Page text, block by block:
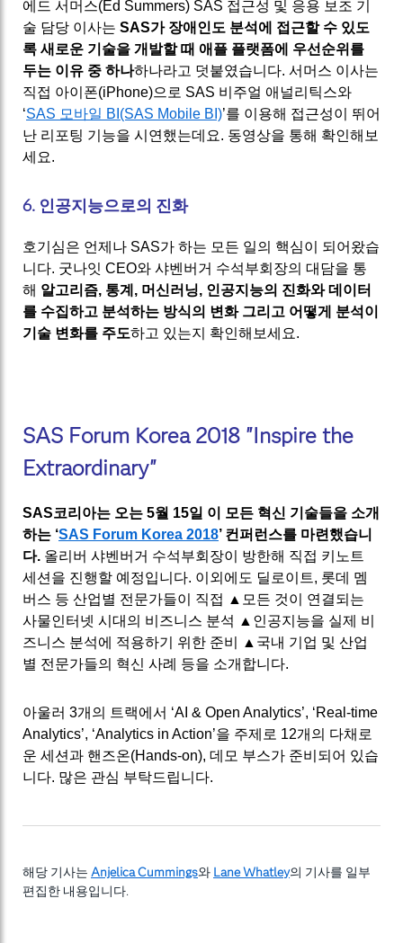
에드 서머스(Ed Summers) SAS 접근성 및 응용 보조 기
술 담당 이사는 SAS가 장애인도 분석에 접근할 수 있도
록 새로운 기술을 개발할 때 애플 플랫폼에 우선순위를
두는 이유 중 하나하나라고 덧붙였습니다. 서머스 이사는
직접 아이폰(iPhone)으로 SAS 비주얼 애널리틱스와
‘SAS 모바일 BI(SAS Mobile BI)’를 이용해 접근성이 뛰어
난 리포팅 기능을 시연했는데요. 동영상을 통해 확인해보
세요.
6. 인공지능으로의 진화
호기심은 언제나 SAS가 하는 모든 일의 핵심이 되어왔습
니다. 굿나잇 CEO와 샤벤버거 수석부회장의 대담을 통
해 알고리즘, 통계, 머신러닝, 인공지능의 진화와 데이터
를 수집하고 분석하는 방식의 변화 그리고 어떻게 분석이
기술 변화를 주도하고 있는지 확인해보세요.
SAS Forum Korea 2018 "Inspire the
Extraordinary"
SAS코리아는 오는 5월 15일 이 모든 혁신 기술들을 소개
하는 ‘SAS Forum Korea 2018’ 컨퍼런스를 마련했습니
다. 올리버 샤벤버거 수석부회장이 방한해 직접 키노트
세션을 진행할 예정입니다. 이외에도 딜로이트, 롯데 멤
버스 등 산업별 전문가들이 직접 ▲모든 것이 연결되는
사물인터넷 시대의 비즈니스 분석 ▲인공지능을 실제 비
즈니스 분석에 적용하기 위한 준비 ▲국내 기업 및 산업
별 전문가들의 혁신 사례 등을 소개합니다.
아울러 3개의 트랙에서 ‘AI & Open Analytics’, ‘Real-time
Analytics’, ‘Analytics in Action’을 주제로 12개의 다채로
운 세션과 핸즈온(Hands-on), 데모 부스가 준비되어 있습
니다. 많은 관심 부탁드립니다.
해당 기사는 Anjelica Cummings와 Lane Whatley의 기사를 일부
편집한 내용입니다.